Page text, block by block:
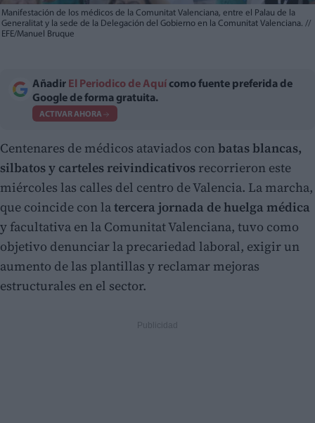
Manifestación de los médicos de la Comunitat Valenciana, entre el Palau de la
Generalitat y la sede de la Delegación del Gobierno en la Comunitat Valenciana. //
EFE/Manuel Bruque
Añadir El Periodico de Aquí como fuente preferida de
Google de forma gratuita.
ACTIVAR AHORA
Centenares de médicos ataviados con batas blancas,
silbatos y carteles reivindicativos recorrieron este
miércoles las calles del centro de Valencia. La marcha,
que coincide con latercera jornada de huelga médica
y facultativa en la Comunitat Valenciana, tuvo como
objetivo denunciar la precariedad laboral, exigir un
aumento de las plantillas y reclamar mejoras
estructurales en el sector.